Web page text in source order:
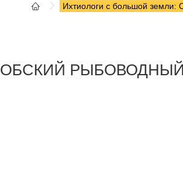
Ихтиологи с большой земли: